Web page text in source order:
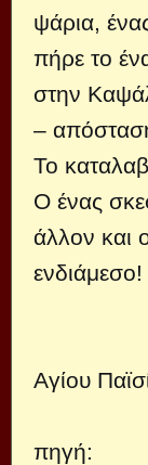
ψάρια,
πήρε το
στην
–
Το
Ο ένας
άλλον και
ενδιάμεσο!
Αγίου
πηγή: